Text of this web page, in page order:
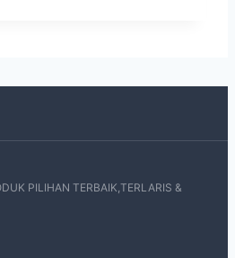
PILIHAN TERBAIK,TERLARIS &